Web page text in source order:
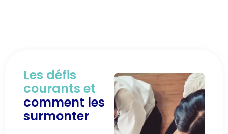
Les défis
courants et
comment les
surmonter